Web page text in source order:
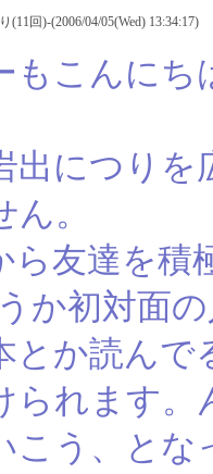
(11回)-(2006/04/05(Wed) 13:34:17)
もこんにち
出につりを
。
ら友達を積
か初対面
とか読んで
られます
こう、とな